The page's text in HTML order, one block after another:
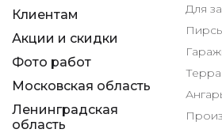
Клиентам
Акции и скидки
Фото работ
Московская область
Ленинградская
область
Для